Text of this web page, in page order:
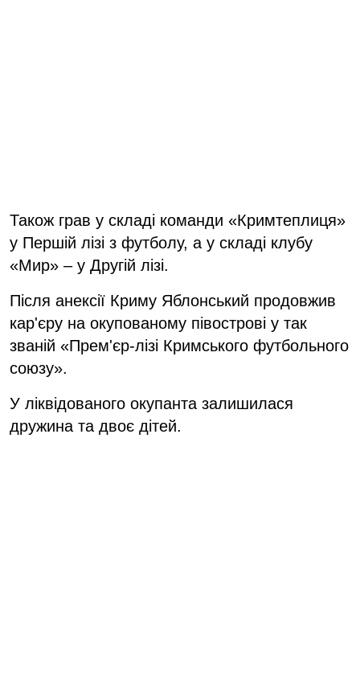
Також грав у складі команди «Кримтеплиця»
у Першій лізі з футболу, а у складі клубу
«Мир» – у Другій лізі.
Після анексії Криму Яблонський продовжив
кар'єру на окупованому півострові у так
званій «Прем'єр-лізі Кримського футбольного
союзу».
У ліквідованого окупанта залишилася
дружина та двоє дітей.